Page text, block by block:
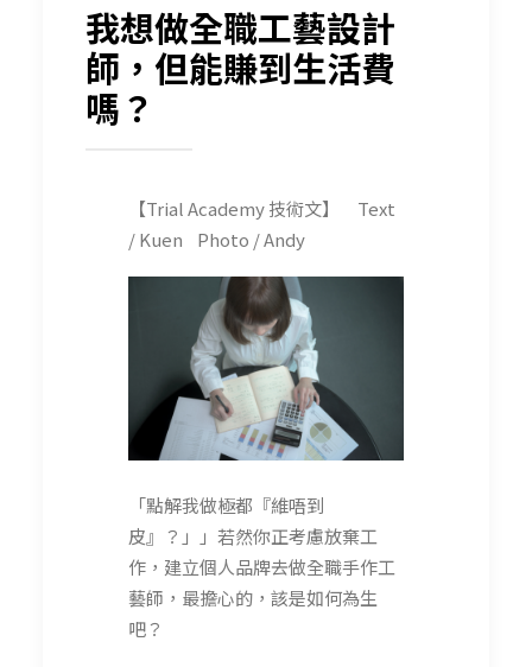
我想做全職工藝設計
師，但能賺到生活費
嗎？
【Trial Academy 技術文】 Text
/ Kuen Photo / Andy
「點解我做極都『維唔到
皮』？」」若然你正考慮放棄工
作，建立個人品牌去做全職手作工
藝師，最擔心的，該是如何為生
吧？